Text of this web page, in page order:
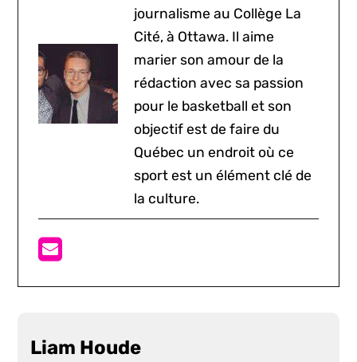
journalisme au Collège La
Cité, à Ottawa. Il aime
marier son amour de la
rédaction avec sa passion
pour le basketball et son
objectif est de faire du
Québec un endroit où ce
sport est un élément clé de
la culture.
Liam Houde